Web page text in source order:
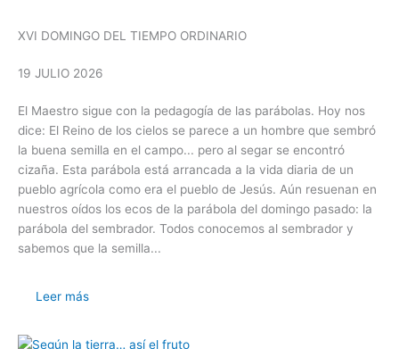
XVI DOMINGO DEL TIEMPO ORDINARIO
19 JULIO 2026
El Maestro sigue con la pedagogía de las parábolas. Hoy nos
dice: El Reino de los cielos se parece a un hombre que sembró
la buena semilla en el campo... pero al segar se encontró
cizaña. Esta parábola está arrancada a la vida diaria de un
pueblo agrícola como era el pueblo de Jesús. Aún resuenan en
nuestros oídos los ecos de la parábola del domingo pasado: la
parábola del sembrador. Todos conocemos al sembrador y
sabemos que la semilla...
Leer más